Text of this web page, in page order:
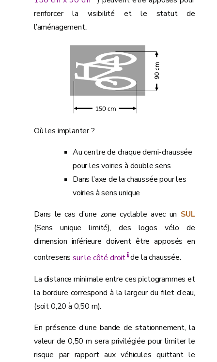
renforcer la visibilité et le statut de
l’aménagement..
Où les implanter ?
Au centre de chaque demi-chaussée
pour les voiries à double sens
Dans l’axe de la chaussée pour les
voiries à sens unique
Dans le cas d’une zone cyclable avec un SUL
(Sens unique limité), des logos vélo de
dimension inférieure doivent être apposés en
contresenssur le côté droit de la chaussée.
La distance minimale entre ces pictogrammes et
la bordure correspond à la largeur du filet d’eau,
(soit 0,20 à 0,50 m).
En présence d’une bande de stationnement, la
valeur de 0,50 m sera privilégiée pour limiter le
risque par rapport aux véhicules quittant le